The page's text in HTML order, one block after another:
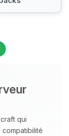
qui
petit
dont